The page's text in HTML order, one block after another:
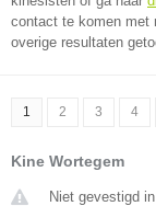
contact te komen met
overige resultaten
1 2 3 4
Kine Wortegem
Niet gevestigd